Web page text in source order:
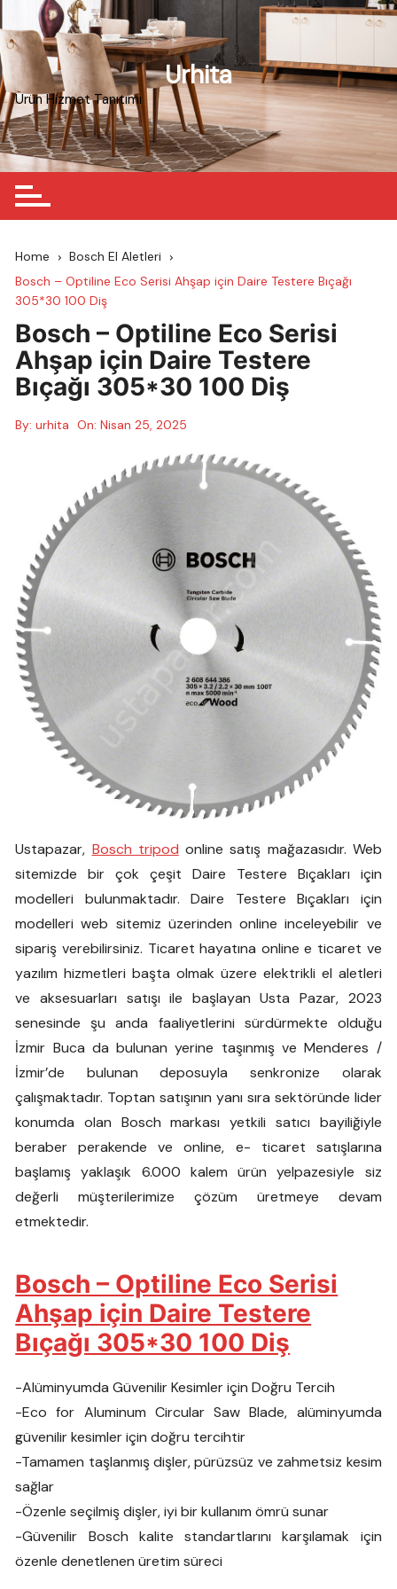
to
content
Urhita
Ürün Hizmet Tanıtımı
Home
Bosch El Aletleri
Bosch – Optiline Eco Serisi Ahşap için Daire Testere Bıçağı
305*30 100 Diş
Bosch – Optiline Eco Serisi
Ahşap için Daire Testere
Bıçağı 305*30 100 Diş
By: urhita On:Nisan 25, 2025
Ustapazar, Bosch tripod online satış mağazasıdır. Web
sitemizde bir çok çeşit Daire Testere Bıçakları için
modelleri bulunmaktadır. Daire Testere Bıçakları için
modelleri web sitemiz üzerinden online inceleyebilir ve
sipariş verebilirsiniz. Ticaret hayatına online e ticaret ve
yazılım hizmetleri başta olmak üzere elektrikli el aletleri
ve aksesuarları satışı ile başlayan Usta Pazar, 2023
senesinde şu anda faaliyetlerini sürdürmekte olduğu
İzmir Buca da bulunan yerine taşınmış ve Menderes /
İzmir’de bulunan deposuyla senkronize olarak
çalışmaktadır. Toptan satışının yanı sıra sektöründe lider
konumda olan Bosch markası yetkili satıcı bayiliğiyle
beraber perakende ve online, e- ticaret satışlarına
başlamış yaklaşık 6.000 kalem ürün yelpazesiyle siz
değerli müşterilerimize çözüm üretmeye devam
etmektedir.
Bosch – Optiline Eco Serisi
Ahşap için Daire Testere
Bıçağı 305*30 100 Diş
-Alüminyumda Güvenilir Kesimler için Doğru Tercih
-Eco for Aluminum Circular Saw Blade, alüminyumda
güvenilir kesimler için doğru tercihtir
-Tamamen taşlanmış dişler, pürüzsüz ve zahmetsiz kesim
sağlar
-Özenle seçilmiş dişler, iyi bir kullanım ömrü sunar
-Güvenilir Bosch kalite standartlarını karşılamak için
özenle denetlenen üretim süreci